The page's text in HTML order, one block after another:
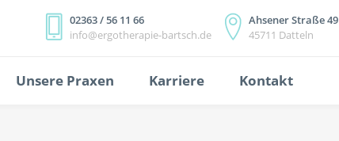
02363 / 56 11 66
info@ergotherapie-bartsch.de
Ahsener Straße 49
45711 Datteln
Unsere Praxen Karriere Kontakt